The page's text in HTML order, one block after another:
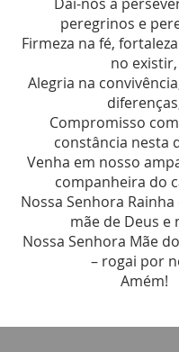
peregrinos e
Firmeza na fé,
no existir,
Alegria na
Compromisso
constância nesta
Venha em nosso
companheira do
Nossa Senhora
mãe de Deus e
Nossa Senhora Mãe
– rogai por
Amém!